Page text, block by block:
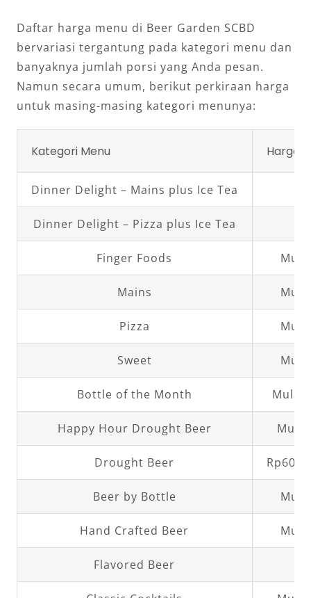
Daftar harga menu di Beer Garden SCBD
bervariasi tergantung pada kategori menu dan
banyaknya jumlah porsi yang Anda pesan.
Namun secara umum, berikut perkiraan harga
untuk masing-masing kategori menunya:
Kategori Menu Harga
Dinner Delight – Mains plus Ice Tea
Dinner Delight – Pizza plus Ice Tea
Finger Foods
Mains
Pizza
Sweet
Bottle of the Month Mulai
Happy Hour Drought Beer
Drought Beer
Beer by Bottle
Hand Crafted Beer
Flavored Beer